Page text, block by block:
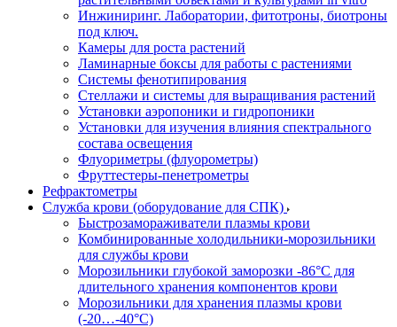
Инжиниринг. Лаборатории, фитотроны, биотроны
под ключ.
Камеры для роста растений
Ламинарные боксы для работы с растениями
Системы фенотипирования
Стеллажи и системы для выращивания растений
Установки аэропоники и гидропоники
Установки для изучения влияния спектрального
состава освещения
Флуориметры (флуорометры)
Фруттестеры-пенетрометры
Рефрактометры
Служба крови (оборудование для СПК)
Быстрозамораживатели плазмы крови
Комбинированные холодильники-морозильники
для службы крови
Морозильники глубокой заморозки -86°С для
длительного хранения компонентов крови
Морозильники для хранения плазмы крови
(-20…-40°С)